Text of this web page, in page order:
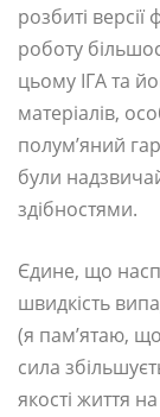
розбиті
роботу
цьому ІГА та
матеріалів,
полум’яний
були
здібностями.
Єдине, що
швидкість
(я пам’ятаю,
сила
якості життя